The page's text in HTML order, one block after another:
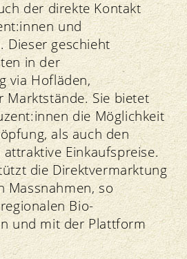
der direkte Kontakt
und
Dieser geschieht
in der
via Hofläden,
Marktstände. Sie bietet
die Möglichkeit
als auch den
Einkaufspreise.
die Direktvermarktung
Massnahmen, so
Bio-
und mit der Plattform